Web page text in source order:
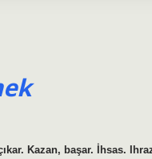
Kazan, başar. İhsas.